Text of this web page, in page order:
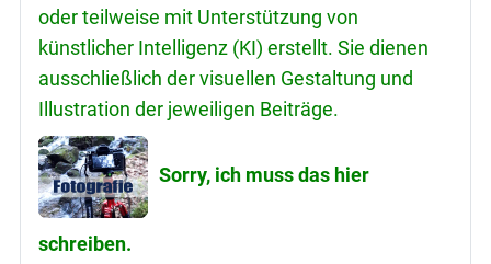
oder teilweise mit Unterstützung von
künstlicher Intelligenz (KI) erstellt. Sie dienen
ausschließlich der visuellen Gestaltung und
Illustration der jeweiligen Beiträge.
Sorry, ich muss das hier
schreiben.